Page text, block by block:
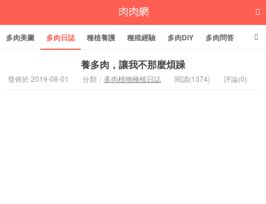
多肉美圖 多肉日誌 種植養護 種殖經驗 多肉DIY 多肉問答
養多肉，讓我不那麼煩躁
發佈於 2019-08-01 分類： 多肉植物種植日誌 閱讀(1374) 評論(0)